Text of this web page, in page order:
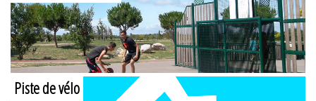
Piste de vélo